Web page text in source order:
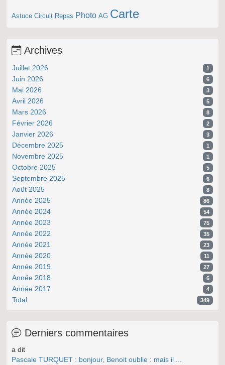
Astuce Circuit Repas Photo AG Carte
Archives
Juillet 2026 1
Juin 2026 6
Mai 2026 3
Avril 2026 5
Mars 2026 8
Février 2026 2
Janvier 2026 3
Décembre 2025 1
Novembre 2025 1
Octobre 2025 5
Septembre 2025 6
Août 2025 8
Année 2025 86
Année 2024 54
Année 2023 75
Année 2022 35
Année 2021 23
Année 2020 11
Année 2019 27
Année 2018 6
Année 2017 4
Total 349
Derniers commentaires
a dit
Pascale TURQUET : bonjour, Benoit oublie : mais il ...